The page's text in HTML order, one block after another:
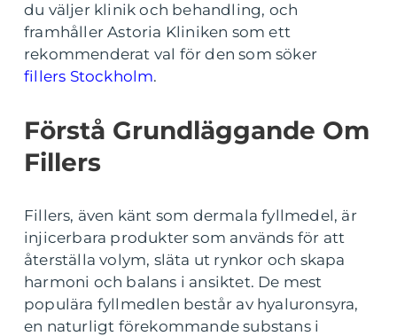
du väljer klinik och behandling, och
framhåller Astoria Kliniken som ett
rekommenderat val för den som söker
fillers Stockholm.
Förstå Grundläggande Om
Fillers
Fillers, även känt som dermala fyllmedel, är
injicerbara produkter som används för att
återställa volym, släta ut rynkor och skapa
harmoni och balans i ansiktet. De mest
populära fyllmedlen består av hyaluronsyra,
en naturligt förekommande substans i